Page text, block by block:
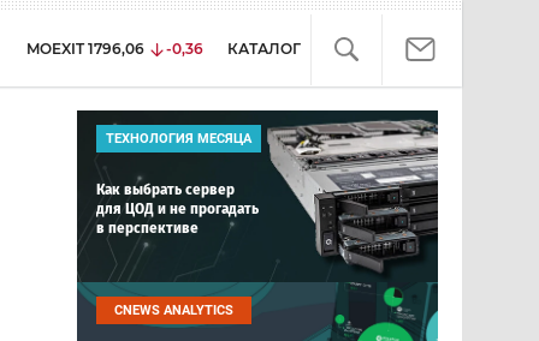
MOEXIT 1796,06 -0,36 КАТАЛОГ
ТЕХНОЛОГИЯ МЕСЯЦА
Как выбрать сервер
для ЦОД и не прогадать
в перспективе
CNEWS ANALYTICS